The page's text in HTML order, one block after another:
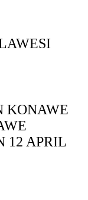
KONAWE
12 APRIL